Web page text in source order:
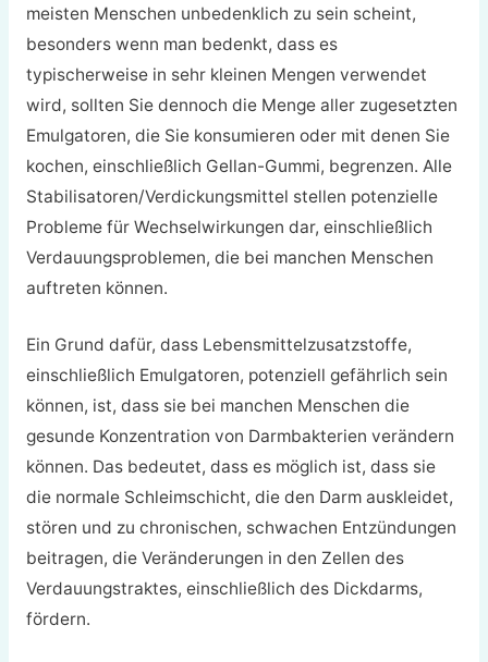
meisten Menschen unbedenklich zu sein scheint,
besonders wenn man bedenkt, dass es
typischerweise in sehr kleinen Mengen verwendet
wird, sollten Sie dennoch die Menge aller zugesetzten
Emulgatoren, die Sie konsumieren oder mit denen Sie
kochen, einschließlich Gellan-Gummi, begrenzen. Alle
Stabilisatoren/Verdickungsmittel stellen potenzielle
Probleme für Wechselwirkungen dar, einschließlich
Verdauungsproblemen, die bei manchen Menschen
auftreten können.
Ein Grund dafür, dass Lebensmittelzusatzstoffe,
einschließlich Emulgatoren, potenziell gefährlich sein
können, ist, dass sie bei manchen Menschen die
gesunde Konzentration von Darmbakterien verändern
können. Das bedeutet, dass es möglich ist, dass sie
die normale Schleimschicht, die den Darm auskleidet,
stören und zu chronischen, schwachen Entzündungen
beitragen, die Veränderungen in den Zellen des
Verdauungstraktes, einschließlich des Dickdarms,
fördern.